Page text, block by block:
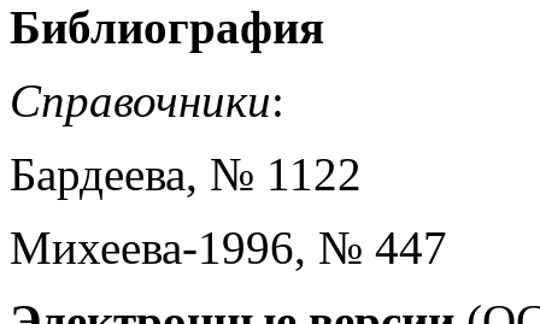
Библиография
Справочники:
Бардеева, № 1122
Михеева-1996, № 447